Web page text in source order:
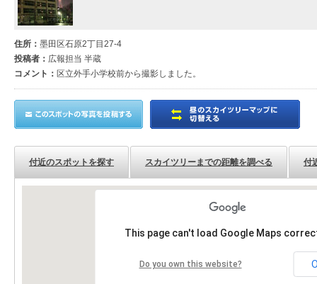
住所： 墨田区石原2丁目27-4
投稿者： 広報担当 半蔵
コメント： 区立外手小学校前から撮影しました。
付近のスポットを探す スカイツリーまでの距離を調べる 付
This page can't load Google Maps
Do you own this website?